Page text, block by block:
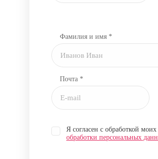
Фамилия и имя *
Почта *
Я согласен с обработкой
обработки персональных